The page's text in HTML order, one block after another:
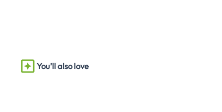
You’ll also love